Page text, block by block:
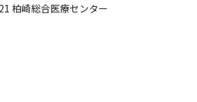
柏崎総合医療センター